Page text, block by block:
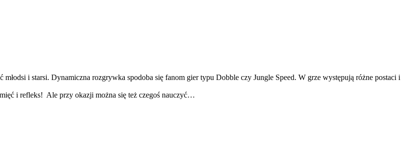
i starsi. Dynamiczna rozgrywka spodoba się fanom gier typu Dobble czy Jungle Speed. W grze występują różne postaci i
i refleks! Ale przy okazji można się też czegoś nauczyć…